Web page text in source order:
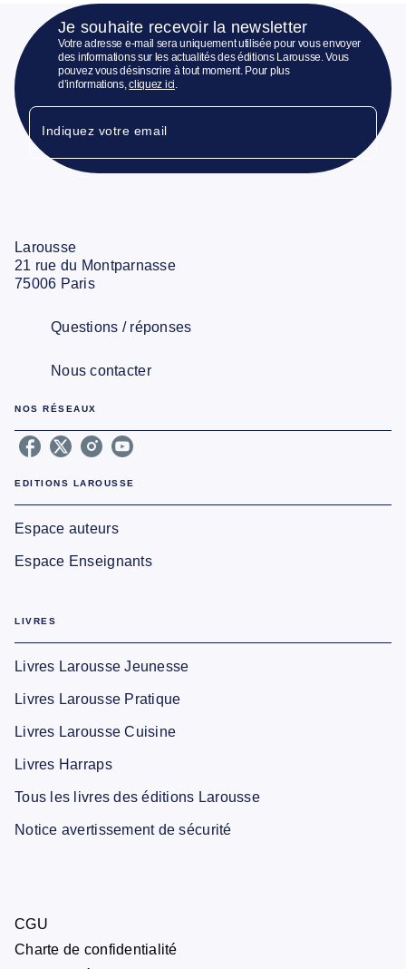
Je souhaite recevoir la newsletter
Votre adresse e-mail sera uniquement utilisée pour vous envoyer
des informations sur les actualités des éditions Larousse. Vous
pouvez vous désinscrire à tout moment. Pour plus
d’informations,cliquez ici.
Indiquez votre email
Larousse
21 rue du Montparnasse
75006 Paris
Questions / réponses
Nous contacter
NOS RÉSEAUX
EDITIONS LAROUSSE
Espace auteurs
Espace Enseignants
LIVRES
Livres Larousse Jeunesse
Livres Larousse Pratique
Livres Larousse Cuisine
Livres Harraps
Tous les livres des éditions Larousse
Notice avertissement de sécurité
CGU
Charte de confidentialité